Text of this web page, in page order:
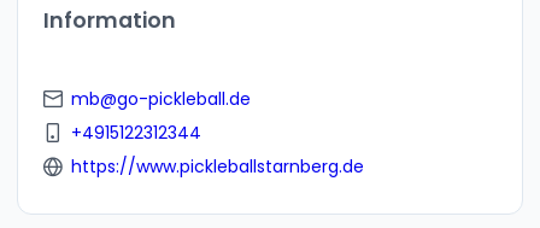
Information
mb@go-pickleball.de
+4915122312344
https://www.pickleballstarnberg.de